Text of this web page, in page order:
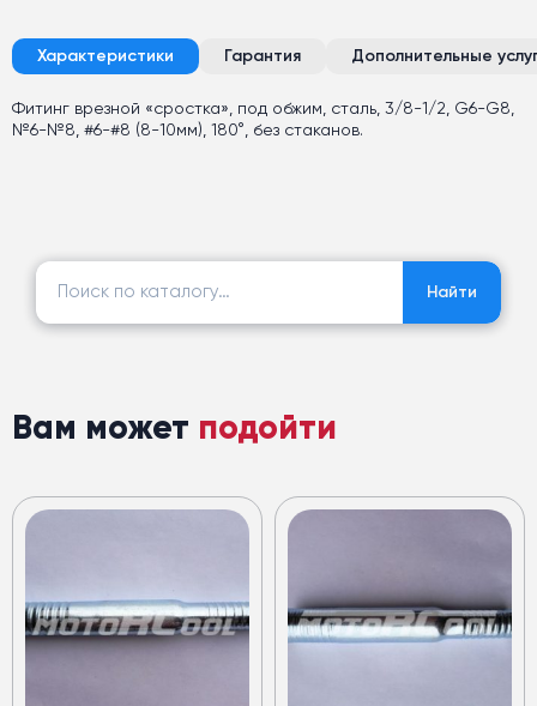
Характеристики Гарантия Дополнительные
Фитинг врезной «сростка», под обжим, сталь, 3/8-1/2, G6-G8,
№6-№8, #6-#8 (8-10мм), 180°, без стаканов.
Найти:
Найти
Вам может подойти